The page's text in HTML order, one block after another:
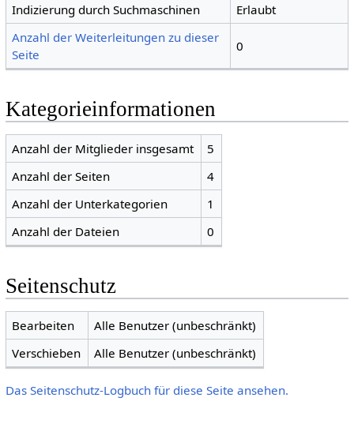
Indizierung durch Suchmaschinen
Erlaubt
Anzahl der Weiterleitungen zu dieser
Seite
0
Kategorieinformationen
Anzahl der Mitglieder insgesamt
5
Anzahl der Seiten
4
Anzahl der Unterkategorien
1
Anzahl der Dateien
0
Seitenschutz
Bearbeiten
Alle Benutzer (unbeschränkt)
Verschieben
Alle Benutzer (unbeschränkt)
Das Seitenschutz-Logbuch für diese Seite ansehen.